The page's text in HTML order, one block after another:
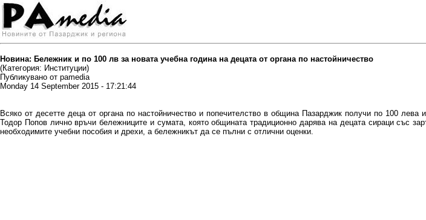
Новина: Бележник и по 100 лв за новата учебна година на децата от органа по настойничество
(Категория: Институции)
Публикувано от pamedia
Monday 14 September 2015 - 17:21:44
Всяко от десетте деца от органа по настойничество и попечителство в община Пазарджик получи по 100
Тодор Попов лично връчи бележниците и сумата, която общината традиционно дарява на децата сираци със
необходимите учебни пособия и дрехи, а бележникът да се пълни с отлични оценки.